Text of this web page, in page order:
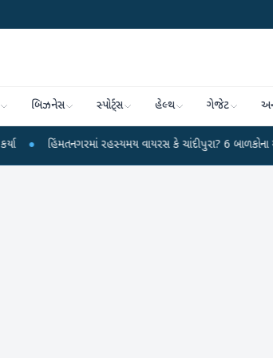
બિઝનેસ સ્પોર્ટ્સ હેલ્થ ગેજેટ
હિંમતનગરમાં રહસ્યમય વાયરસ કે ચાંદીપુરા? 6 બાળકોના મોતથી